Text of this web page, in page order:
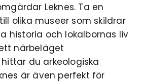
Leknes. Ta en
olika museer som skildrar
historia och lokalbornas liv
närbeläget
du arkeologiska
är även perfekt för